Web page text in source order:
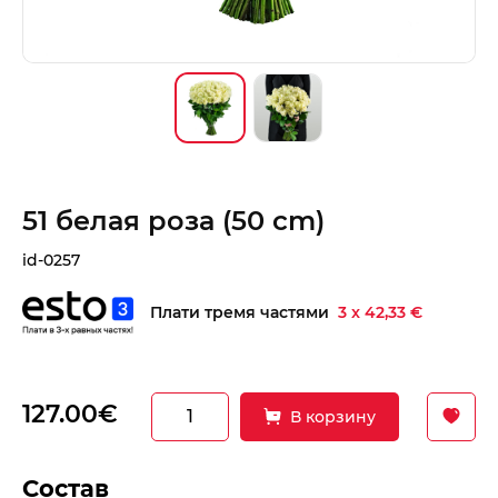
51 белая роза (50 cm)
id-0257
Плати тремя частями 3 x 42,33 €
127.00€ В корзину
Состав